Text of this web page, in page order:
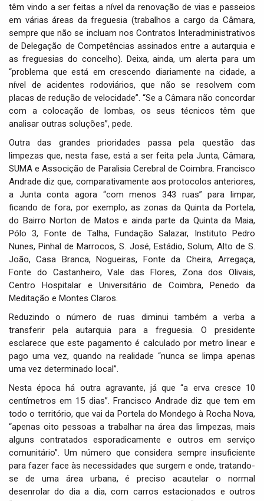
têm vindo a ser feitas a nível da renovação de vias e passeios
em várias áreas da freguesia (trabalhos a cargo da Câmara,
sempre que não se incluam nos Contratos Interadministrativos
de Delegação de Competências assinados entre a autarquia e
as freguesias do concelho). Deixa, ainda, um alerta para um
“problema que está em crescendo diariamente na cidade, a
nível de acidentes rodoviários, que não se resolvem com
placas de redução de velocidade”. “Se a Câmara não concordar
com a colocação de lombas, os seus técnicos têm que
analisar outras soluções”, pede.
Outra das grandes prioridades passa pela questão das
limpezas que, nesta fase, está a ser feita pela Junta, Câmara,
SUMA e Associção de Paralisia Cerebral de Coimbra. Francisco
Andrade diz que, comparativamente aos protocolos anteriores,
a Junta conta agora “com menos 343 ruas” para limpar,
ficando de fora, por exemplo, as zonas da Quinta da Portela,
do Bairro Norton de Matos e ainda parte da Quinta da Maia,
Pólo 3, Fonte de Talha, Fundação Salazar, Instituto Pedro
Nunes, Pinhal de Marrocos, S. José, Estádio, Solum, Alto de S.
João, Casa Branca, Nogueiras, Fonte da Cheira, Arregaça,
Fonte do Castanheiro, Vale das Flores, Zona dos Olivais,
Centro Hospitalar e Universitário de Coimbra, Penedo da
Meditação e Montes Claros.
Reduzindo o número de ruas diminui também a verba a
transferir pela autarquia para a freguesia. O presidente
esclarece que este pagamento é calculado por metro linear e
pago uma vez, quando na realidade “nunca se limpa apenas
uma vez determinado local”.
Nesta época há outra agravante, já que “a erva cresce 10
centímetros em 15 dias”. Francisco Andrade diz que tem em
todo o território, que vai da Portela do Mondego à Rocha Nova,
“apenas oito pessoas a trabalhar na área das limpezas, mais
alguns contratados esporadicamente e outros em serviço
comunitário”. Um número que considera sempre insuficiente
para fazer face às necessidades que surgem e onde, tratando-
se de uma área urbana, é preciso acautelar o normal
desenrolar do dia a dia, com carros estacionados e outros